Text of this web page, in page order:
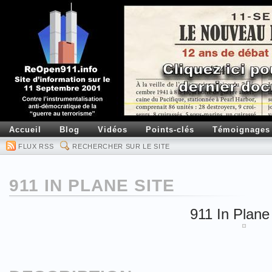
Accueil Blog Vidéos Points-clés Témoignages
FLUX RSS RECHERCHER SUR LE SITE
911 IN PLANE SITE
911 In